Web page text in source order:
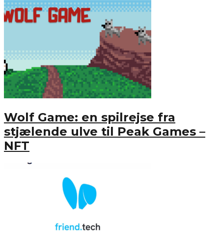
Wolf Game: en spilrejse fra
stjælende ulve til Peak Games –
NFT